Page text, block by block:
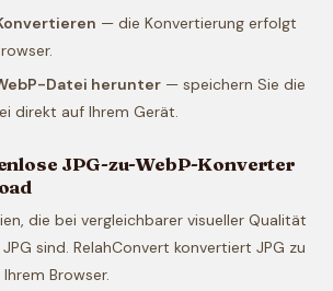
— die Konvertierung erfolgt
Datei herunter — speichern Sie die
direkt auf Ihrem Gerät.
JPG-zu-WebP-Konverter
die bei vergleichbarer visueller Qualität
sind. RelahConvert konvertiert JPG zu
Browser.